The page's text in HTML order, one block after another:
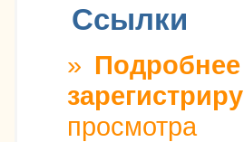
Ссылки
» Подробнее
просмотра